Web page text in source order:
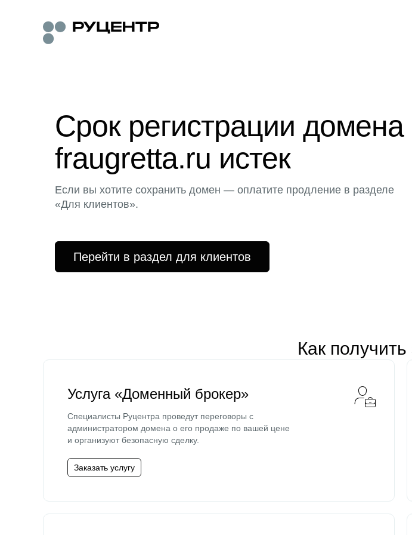
Срок регистрации домена
fraugretta.ru истек
Если вы хотите сохранить домен — оплатите продление в разделе
«Для клиентов».
Перейти в раздел для клиентов
Как
Услуга «Доменный брокер»
Специалисты Руцентра проведут переговоры с
администратором домена о его продаже по вашей цене
и организуют безопасную сделку.
Заказать услугу